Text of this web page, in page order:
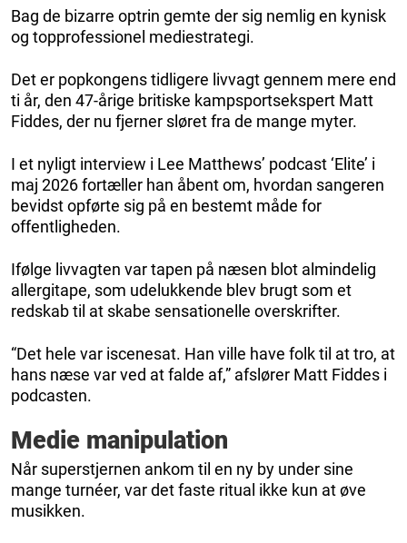
Bag de bizarre optrin gemte der sig nemlig en kynisk
og topprofessionel mediestrategi.
Det er popkongens tidligere livvagt gennem mere end
ti år, den 47-årige britiske kampsportsekspert Matt
Fiddes, der nu fjerner sløret fra de mange myter.
I et nyligt interview i Lee Matthews’ podcast ‘Elite’ i
maj 2026 fortæller han åbent om, hvordan sangeren
bevidst opførte sig på en bestemt måde for
offentligheden.
Ifølge livvagten var tapen på næsen blot almindelig
allergitape, som udelukkende blev brugt som et
redskab til at skabe sensationelle overskrifter.
“Det hele var iscenesat. Han ville have folk til at tro, at
hans næse var ved at falde af,” afslører Matt Fiddes i
podcasten.
Medie manipulation
Når superstjernen ankom til en ny by under sine
mange turnéer, var det faste ritual ikke kun at øve
musikken.